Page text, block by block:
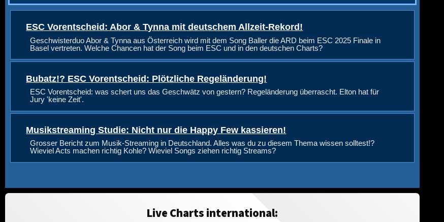
ESC Vorentscheid: Abor & Tynna mit deutschem Allzeit-Rekord!
Geschwisterduo Abor & Tynna aus Österreich wird mit dem Song Baller die ARD beim ESC 2025 Finale in
Basel vertreten. Welche Chancen hat der Song beim ESC und in den deutschen Charts?
Bubatz!? ESC Vorentscheid: Plötzliche Regeländerung!
ESC Vorentscheid: was schert uns das Geschwätz von gestern? Regeländerung überrascht. Elton hat für
Jury 'keine Zeit'.
Musikstreaming Studie: Nicht nur die Happy Few kassieren!
Grosser Bericht zum Musik-Streaming in Deutschland. Alles was du zu diesem Thema wissen solltest!?
Wieviel Acts machen richtig Kohle? Wieviel Songs ziehen richtig Streams?
Live Charts international: